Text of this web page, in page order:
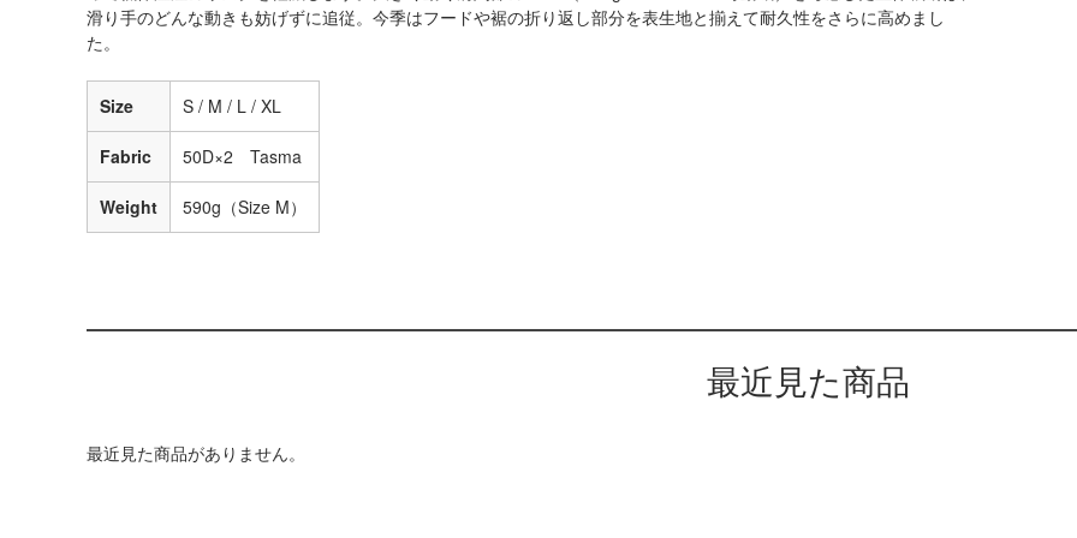
滑り手のどんな動きも妨げずに追従。今季はフードや裾の折り返し部分を表生地と揃えて耐久性をさらに高めまし
た。
Size S / M / L / XL
Fabric 50D×2 Tasma
Weight 590g（Size M）
最近見た商品
最近見た商品がありません。